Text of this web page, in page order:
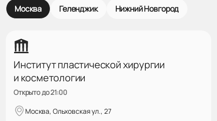
Москва Геленджик Нижний Новгород
Институт пластической хирургии
и косметологии
Открыто до 21:00
Москва, Ольховская ул., 27